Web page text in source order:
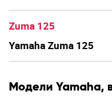
Zuma 125
Yamaha Zuma 125
Модели Yamaha,